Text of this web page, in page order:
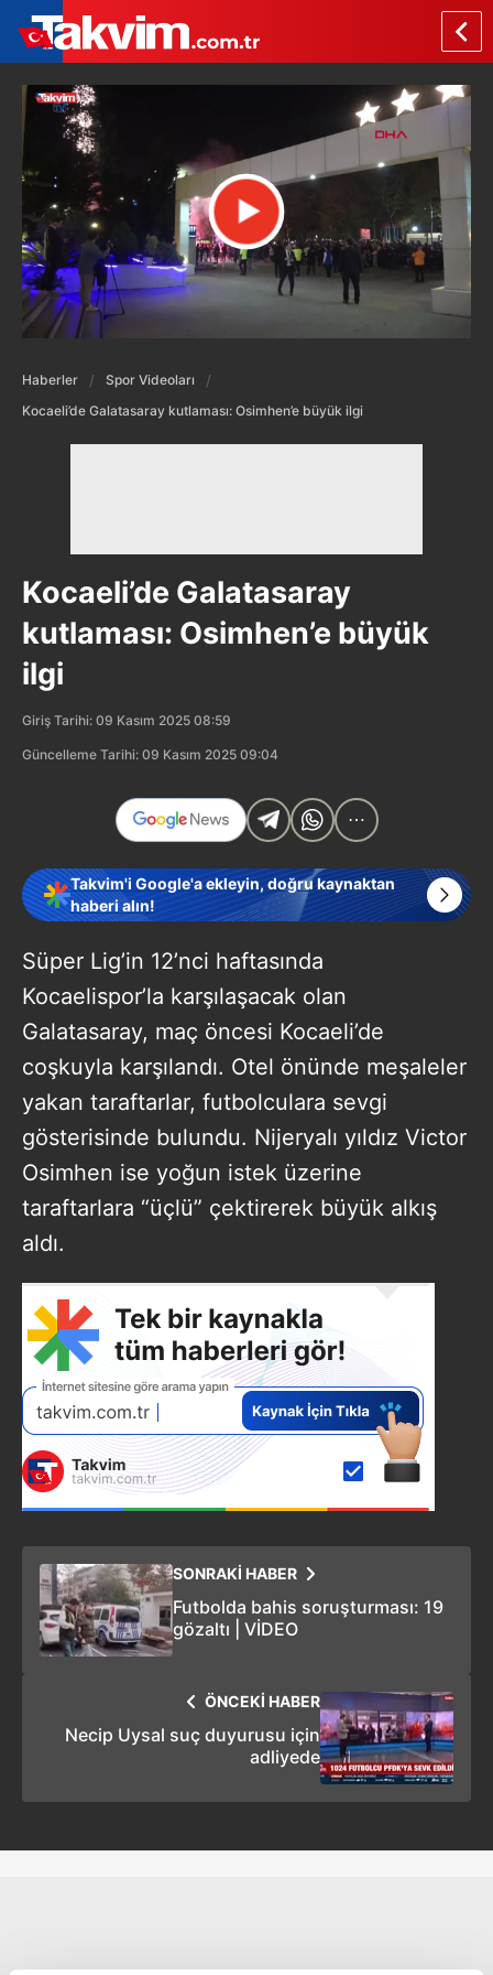
Haberler
Spor Videoları
Kocaeli’de Galatasaray kutlaması: Osimhen’e büyük ilgi
Kocaeli’de Galatasaray
kutlaması: Osimhen’e büyük
ilgi
Giriş Tarihi: 09 Kasım 2025 08:59
Güncelleme Tarihi: 09 Kasım 2025 09:04
Takvim'i Google'a ekleyin, doğru kaynaktan
haberi alın!
Süper Lig’in 12’nci haftasında
Kocaelispor’la karşılaşacak olan
Galatasaray, maç öncesi Kocaeli’de
coşkuyla karşılandı. Otel önünde meşaleler
yakan taraftarlar, futbolculara sevgi
gösterisinde bulundu. Nijeryalı yıldız Victor
Osimhen ise yoğun istek üzerine
taraftarlara “üçlü” çektirerek büyük alkış
aldı.
SONRAKİ HABER
Futbolda bahis soruşturması: 19
gözaltı | VİDEO
ÖNCEKİ HABER
Necip Uysal suç duyurusu için
adliyede